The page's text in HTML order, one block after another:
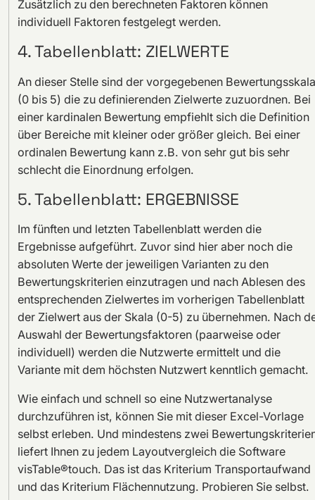
Zusätzlich zu den berechneten Faktoren können
individuell Faktoren festgelegt werden.
4. Tabellenblatt: ZIELWERTE
An dieser Stelle sind der vorgegebenen Bewertungsskala
(0 bis 5) die zu definierenden Zielwerte zuzuordnen. Bei
einer kardinalen Bewertung empfiehlt sich die Definition
über Bereiche mit kleiner oder größer gleich. Bei einer
ordinalen Bewertung kann z.B. von sehr gut bis sehr
schlecht die Einordnung erfolgen.
5. Tabellenblatt: ERGEBNISSE
Im fünften und letzten Tabellenblatt werden die
Ergebnisse aufgeführt. Zuvor sind hier aber noch die
absoluten Werte der jeweiligen Varianten zu den
Bewertungskriterien einzutragen und nach Ablesen des
entsprechenden Zielwertes im vorherigen Tabellenblatt
der Zielwert aus der Skala (0-5) zu übernehmen. Nach
Auswahl der Bewertungsfaktoren (paarweise oder
individuell) werden die Nutzwerte ermittelt und die
Variante mit dem höchsten Nutzwert kenntlich gemacht.
Wie einfach und schnell so eine Nutzwertanalyse
durchzuführen ist, können Sie mit dieser Excel-Vorlage
selbst erleben. Und mindestens zwei
liefert Ihnen zu jedem Layoutvergleich die Software
visTable®touch. Das ist das Kriterium Transportaufwand
und das Kriterium Flächennutzung. Probieren Sie selbst.